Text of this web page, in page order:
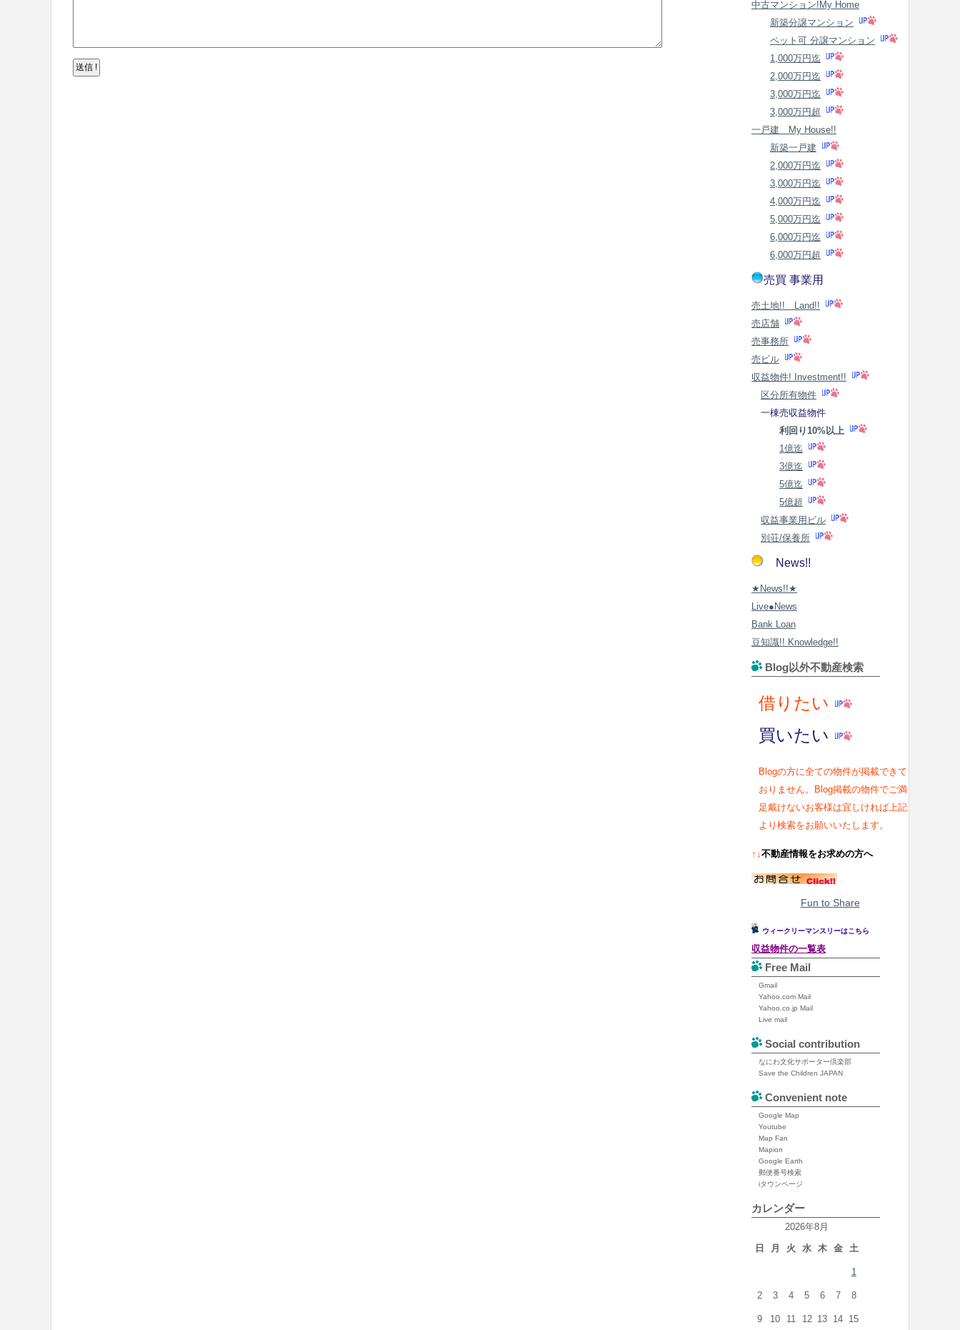
中古マンション!My Home
新築分譲マンション
ペット可 分譲マンション
1,000万円迄
2,000万円迄
3,000万円迄
3,000万円超
一戸建 My House!!
新築一戸建
2,000万円迄
3,000万円迄
4,000万円迄
5,000万円迄
6,000万円迄
6,000万円超
売買 事業用
売土地!! Land!!
売店舗
売事務所
売ビル
収益物件! Investment!!
区分所有物件
一棟売収益物件
利回り10%以上
1億迄
3億迄
5億迄
5億超
収益事業用ビル
別荘/保養所
News!!
★News!!★
Live●News
Bank Loan
豆知識!! Knowledge!!
Blog以外不動産検索
借りたい
買いたい
Blogの方に全ての物件が掲載できて
おりません。Blog掲載の物件でご満
足戴けないお客様は宜しければ上記
より検索をお願いいたします。
↑↓不動産情報をお求めの方へ
Fun to Share
ウィークリーマンスリーはこちら
収益物件の一覧表
Free Mail
Gmail
Yahoo.com Mail
Yahoo.co.jp Mail
Live mail
Social contribution
なにわ文化サポーター倶楽部
Save the Children JAPAN
Convenient note
Google Map
Youtube
Map Fan
Mapion
Google Earth
郵便番号検索
iタウンページ
カレンダー
2026年8月
日
月 火 水 木 金 土
1
2 3 4 5 6 7 8
9 10 11 12 13 14 15